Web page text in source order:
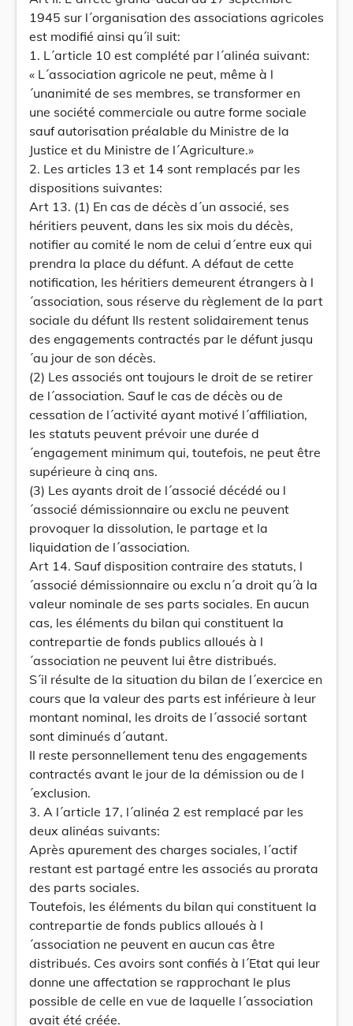
1945 sur l´organisation des associations agricoles
est modifié ainsi qu´il suit:
1. L´article 10 est complété par l´alinéa suivant:
« L´association agricole ne peut, même à l
´unanimité de ses membres, se transformer en
une société commerciale ou autre forme sociale
sauf autorisation préalable du Ministre de la
Justice et du Ministre de l´Agriculture.»
2. Les articles 13 et 14 sont remplacés par les
dispositions suivantes:
Art 13. (1) En cas de décès d´un associé, ses
héritiers peuvent, dans les six mois du décès,
notifier au comité le nom de celui d´entre eux qui
prendra la place du défunt. A défaut de cette
notification, les héritiers demeurent étrangers à l
´association, sous réserve du règlement de la part
sociale du défunt Ils restent solidairement tenus
des engagements contractés par le défunt jusqu
´au jour de son décès.
(2) Les associés ont toujours le droit de se retirer
de l´association. Sauf le cas de décès ou de
cessation de l´activité ayant motivé l´affiliation,
les statuts peuvent prévoir une durée d
´engagement minimum qui, toutefois, ne peut être
supérieure à cinq ans.
(3) Les ayants droit de l´associé décédé ou l
´associé démissionnaire ou exclu ne peuvent
provoquer la dissolution, le partage et la
liquidation de l´association.
Art 14. Sauf disposition contraire des statuts, l
´associé démissionnaire ou exclu n´a droit qu´à la
valeur nominale de ses parts sociales. En aucun
cas, les éléments du bilan qui constituent la
contrepartie de fonds publics alloués à l
´association ne peuvent lui être distribués.
S´il résulte de la situation du bilan de l´exercice en
cours que la valeur des parts est inférieure à leur
montant nominal, les droits de l´associé sortant
sont diminués d´autant.
Il reste personnellement tenu des engagements
contractés avant le jour de la démission ou de l
´exclusion.
3. A l´article 17, l´alinéa 2 est remplacé par les
deux alinéas suivants:
Après apurement des charges sociales, l´actif
restant est partagé entre les associés au prorata
des parts sociales.
Toutefois, les éléments du bilan qui constituent la
contrepartie de fonds publics alloués à l
´association ne peuvent en aucun cas être
distribués. Ces avoirs sont confiés à l´Etat qui leur
donne une affectation se rapprochant le plus
possible de celle en vue de laquelle l´association
avait été créée.